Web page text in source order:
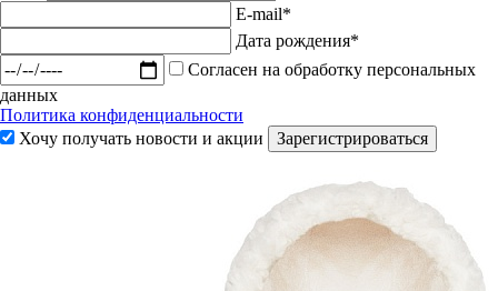
E-mail*
Дата рождения*
Согласен на обработку персональных
данных
Политика конфиденциальности
Хочу получать новости и акции
Зарегистрироваться